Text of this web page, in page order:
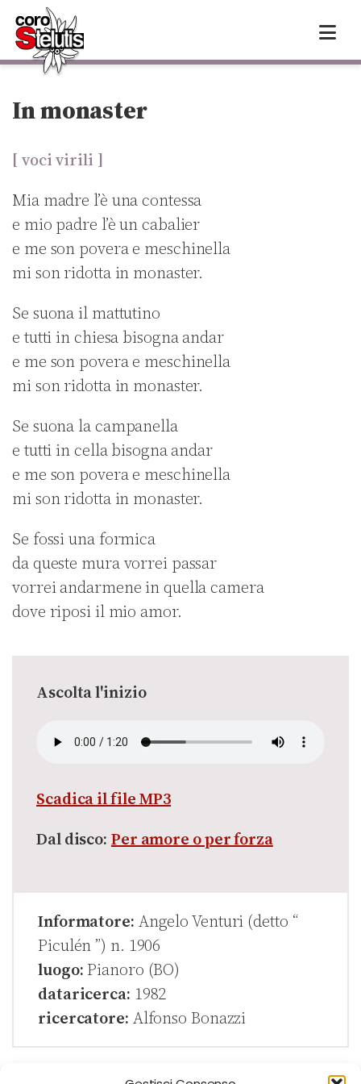
content
In monaster
[ voci virili ]
Mia madre l’è una contessa
e mio padre l’è un cabalier
e me son povera e meschinella
mi son ridotta in monaster.
Se suona il mattutino
e tutti in chiesa bisogna andar
e me son povera e meschinella
mi son ridotta in monaster.
Se suona la campanella
e tutti in cella bisogna andar
e me son povera e meschinella
mi son ridotta in monaster.
Se fossi una formica
da queste mura vorrei passar
vorrei andarmene in quella camera
dove riposi il mio amor.
Ascolta l'inizio
Scadica il file MP3
Dal disco: Per amore o per forza
Informatore: Angelo Venturi (detto “
Piculén ”) n. 1906
luogo: Pianoro (BO)
dataricerca: 1982
ricercatore: Alfonso Bonazzi